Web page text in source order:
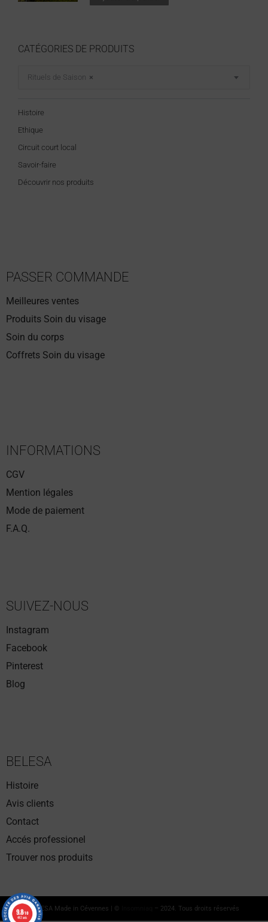
CATÉGORIES DE PRODUITS
×
Rituels de Saison
Histoire
Ethique
Circuit court local
Savoir-faire
Découvrir nos produits
PASSER COMMANDE
Meilleures ventes
Produits Soin du visage
Soin du corps
Coffrets Soin du visage
INFORMATIONS
CGV
Mention légales
Mode de paiement
F.A.Q.
SUIVEZ-NOUS
Instagram
Facebook
Pinterest
Blog
BELESA
Histoire
Avis clients
Contact
Accés professionel
Trouver nos produits
BELESA Made in Cévennes | © – 2024. Tous droits réservés
9.8/10
442 avis
9.8/10
442 avis